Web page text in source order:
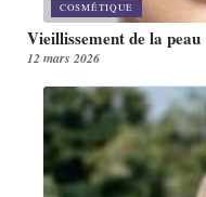
COSMÉTIQUE
Vieillissement de la
12 mars 2026